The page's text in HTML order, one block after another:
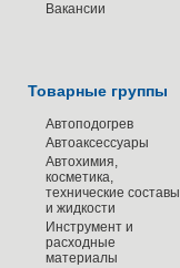
Вакансии
Товарные группы
Автоподогрев
Автоаксессуары
Автохимия,
косметика,
технические составы
и жидкости
Инструмент и
расходные
материалы